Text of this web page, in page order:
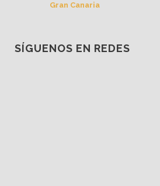
Gran Canaria
SÍGUENOS EN REDES